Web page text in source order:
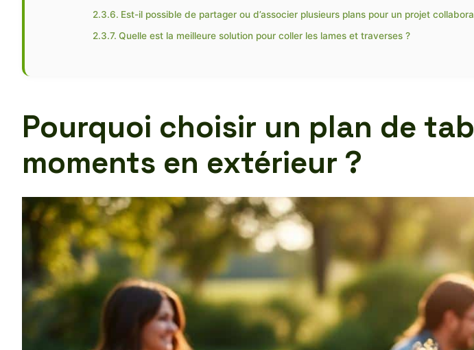
Est-il possible de partager ou d’associer plusieurs plans pour un projet
Quelle est la meilleure solution pour coller les lames et traverses ?
Pourquoi choisir un plan de
moments en extérieur ?